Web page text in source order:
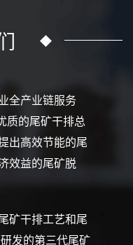
全产业链服务
质的尾矿干排总
出高效节能的尾
效益的尾矿脱
矿干排工艺和尾
发的第三代尾矿